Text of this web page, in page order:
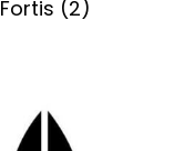
Fortis (2)